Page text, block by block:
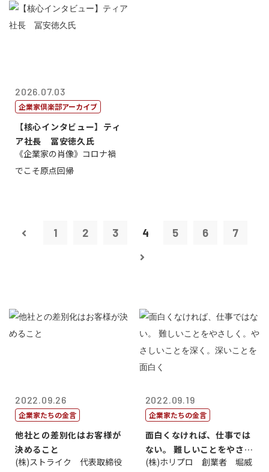
2026.07.03
企業家倶楽部アーカイブ
【核心インタビュー】ティ
ア社長 冨安徳久氏
《企業家の肖像》コロナ禍
でこそ原点回帰
1 2 3 4 5 6 7
2022.09.26
企業家たちの金言
他社との差別化はお客様が
決めること
(株)ストライク 代表取締役
2022.09.19
企業家たちの金言
面白くなければ、仕事では
ない。 難しいことをやさし
く。やさし...
(株)ホリプロ 創業者 堀威